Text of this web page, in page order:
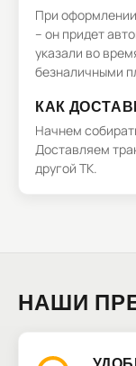
При
– он придет
указали во
безналичными
КАК
Начнем
Доставляем
другой ТК.
НАШИ